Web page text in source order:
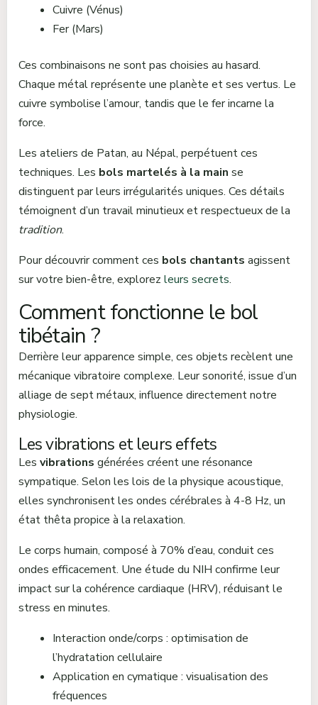
Cuivre (Vénus)
Fer (Mars)
Ces combinaisons ne sont pas choisies au hasard.
Chaque métal représente une planète et ses vertus. Le
cuivre symbolise l’amour, tandis que le fer incarne la
force.
Les ateliers de Patan, au Népal, perpétuent ces
techniques. Les bols martelés à la main se
distinguent par leurs irrégularités uniques. Ces détails
témoignent d’un travail minutieux et respectueux de la
tradition.
Pour découvrir comment ces bols chantants agissent
sur votre bien-être, explorez leurs secrets.
Comment fonctionne le bol
tibétain ?
Derrière leur apparence simple, ces objets recèlent une
mécanique vibratoire complexe. Leur sonorité, issue d’un
alliage de sept métaux, influence directement notre
physiologie.
Les vibrations et leurs effets
Les vibrations générées créent une résonance
sympatique. Selon les lois de la physique acoustique,
elles synchronisent les ondes cérébrales à 4-8 Hz, un
état thêta propice à la relaxation.
Le corps humain, composé à 70% d’eau, conduit ces
ondes efficacement. Une étude du NIH confirme leur
impact sur la cohérence cardiaque (HRV), réduisant le
stress en minutes.
Interaction onde/corps : optimisation de
l’hydratation cellulaire
Application en cymatique : visualisation des
fréquences